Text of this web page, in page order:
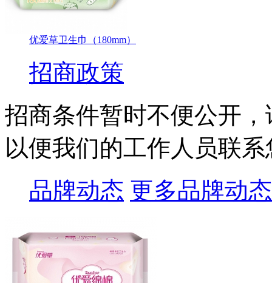
优爱草卫生巾（180mm）
招商政策
招商条件暂时不便公开
以便我们的工作人员联
品牌动态 更多品牌动态